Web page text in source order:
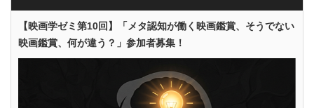
【映画学ゼミ第10回】「メタ認知が働く映画鑑賞、そうでない
映画鑑賞、何が違う？」参加者募集！